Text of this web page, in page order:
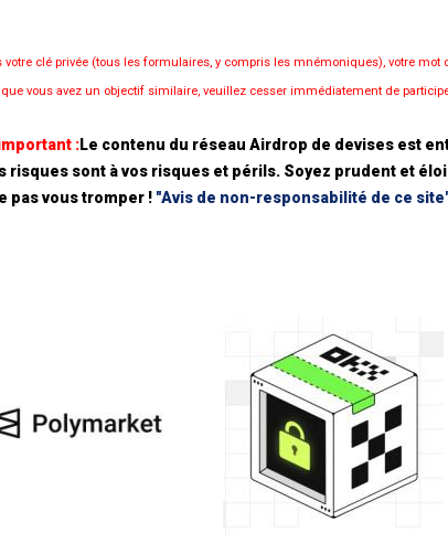
clé privée (tous les formulaires, y compris les mnémoniques), votre
vous avez un objectif similaire, veuillez cesser immédiatement de
:Le contenu du réseau Airdrop de devises est
risques sont à vos risques et périls. Soyez prudent et
pas vous tromper ! "Avis de non-responsabilité de ce